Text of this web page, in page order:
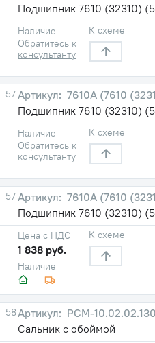
Подшипник 7610 (32310)
Наличие
Обратитесь к
консультанту
К схеме
57
7610А (7610
Подшипник 7610 (32310)
Наличие
Обратитесь к
консультанту
К схеме
57
7610А (7610
Подшипник 7610 (32310)
Наличие
Цена с НДС
1 838 руб.
К схеме
58
РСМ-10.02.02.130
Сальник с обоймой